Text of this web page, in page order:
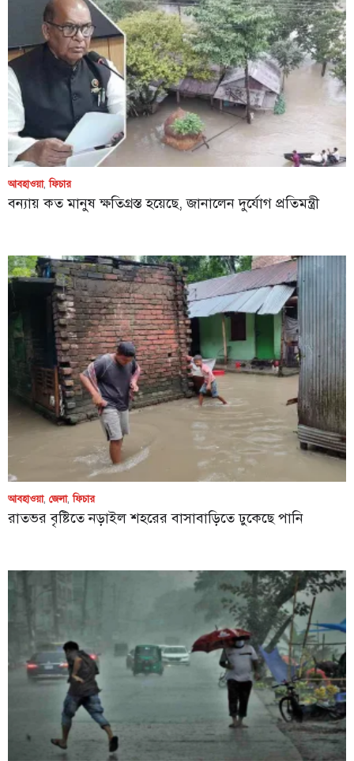
আবহাওয়া,ফিচার
বন্যায় কত মানুষ ক্ষতিগ্রস্ত হয়েছে, জানালেন দুর্যোগ প্রতিমন্ত্রী
আবহাওয়া, জেলা,ফিচার
রাতভর বৃষ্টিতে নড়াইল শহরের বাসাবাড়িতে ঢুকেছে পানি